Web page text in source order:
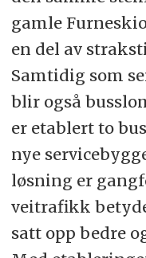
gamle
en del av
Samtidig som
blir også
er etablert to
nye
løsning er
veitrafikk
satt opp bedre